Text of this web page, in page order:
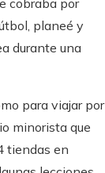
cobraba por
​​planeé y
durante una
para viajar por
minorista que
tiendas en